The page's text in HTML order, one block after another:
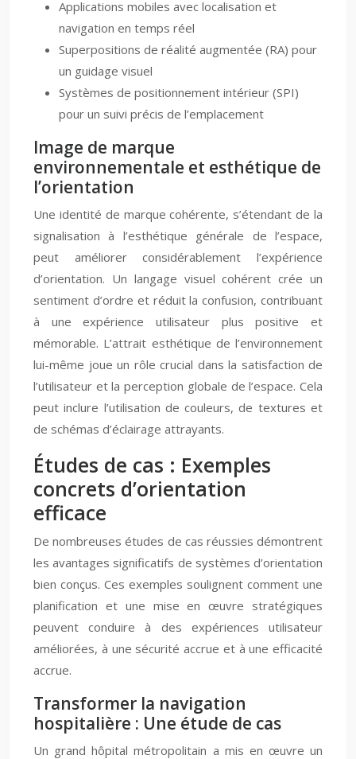
Applications mobiles avec localisation et
navigation en temps réel
Superpositions de réalité augmentée (RA) pour
un guidage visuel
Systèmes de positionnement intérieur (SPI)
pour un suivi précis de l’emplacement
Image de marque
environnementale et esthétique de
l’orientation
Une identité de marque cohérente, s’étendant de la
signalisation à l’esthétique générale de l’espace,
peut améliorer considérablement l’expérience
d’orientation. Un langage visuel cohérent crée un
sentiment d’ordre et réduit la confusion, contribuant
à une expérience utilisateur plus positive et
mémorable. L’attrait esthétique de l’environnement
lui-même joue un rôle crucial dans la satisfaction de
l’utilisateur et la perception globale de l’espace. Cela
peut inclure l’utilisation de couleurs, de textures et
de schémas d’éclairage attrayants.
Études de cas : Exemples
concrets d’orientation
efficace
De nombreuses études de cas réussies démontrent
les avantages significatifs de systèmes d’orientation
bien conçus. Ces exemples soulignent comment une
planification et une mise en œuvre stratégiques
peuvent conduire à des expériences utilisateur
améliorées, à une sécurité accrue et à une efficacité
accrue.
Transformer la navigation
hospitalière : Une étude de cas
Un grand hôpital métropolitain a mis en œuvre un